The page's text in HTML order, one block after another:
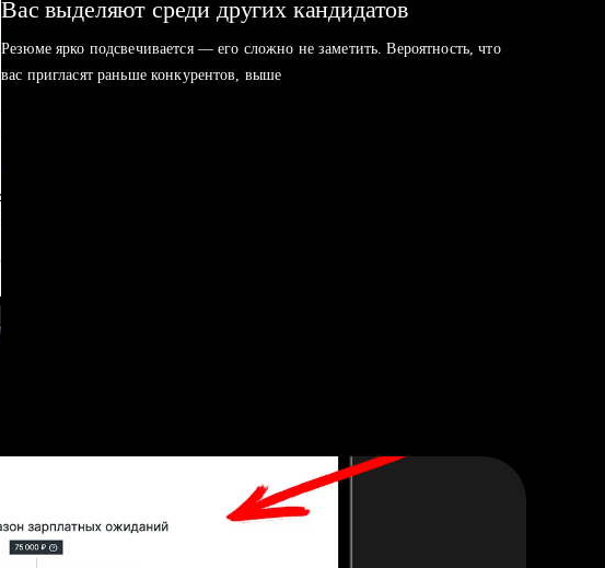
Вас выделяют среди других кандидатов
Резюме ярко подсвечивается — его сложно не заметить. Вероятность, что
вас пригласят раньше конкурентов, выше